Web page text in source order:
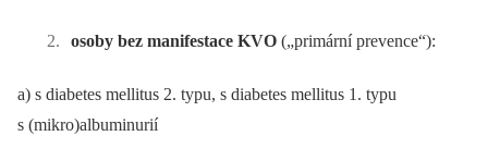
osoby bez manifestace KVO („primární prevence“):
a) s diabetes mellitus 2. typu, s diabetes mellitus 1. typu
s (mikro)albuminurií